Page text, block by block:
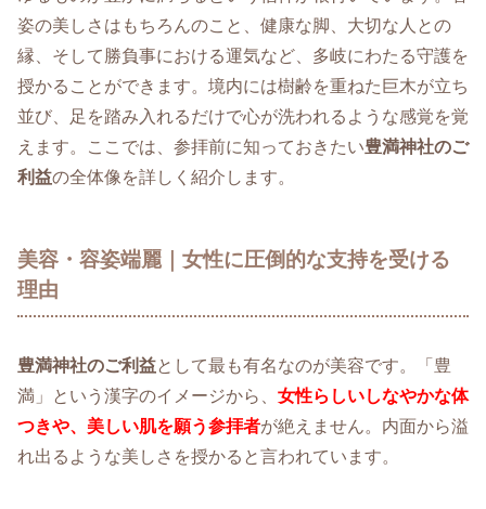
姿の美しさはもちろんのこと、健康な脚、大切な人との
縁、そして勝負事における運気など、多岐にわたる守護を
授かることができます。境内には樹齢を重ねた巨木が立ち
並び、足を踏み入れるだけで心が洗われるような感覚を覚
えます。ここでは、参拝前に知っておきたい豊満神社のご
利益の全体像を詳しく紹介します。
美容・容姿端麗｜女性に圧倒的な支持を受ける
理由
豊満神社のご利益として最も有名なのが美容です。「豊
満」という漢字のイメージから、 女性らしいしなやかな体
つきや、美しい肌を願う参拝者が絶えません。内面から溢
れ出るような美しさを授かると言われています。